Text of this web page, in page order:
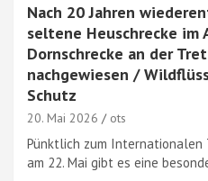
Nach 20 Jahren
seltene Heuschrecke im
Dornschrecke an der
nachgewiesen /
Schutz
20. Mai 2026 ots
Pünktlich zum
am 22. Mai gibt es eine